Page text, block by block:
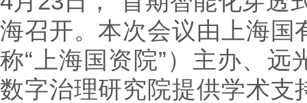
海召开。本次会议由上海国
称“上海国资院”）主办、
数字治理研究院提供学术支